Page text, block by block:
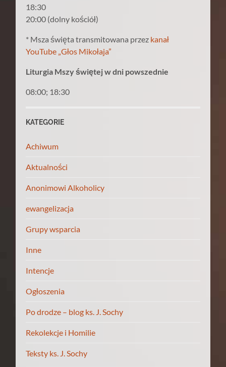
18:30
20:00 (dolny kościół)
* Msza święta transmitowana przez kanał
YouTube „Głos Mikołaja”
Liturgia Mszy świętej w dni powszednie
08:00; 18:30
KATEGORIE
Achiwum
Aktualności
Anonimowi Alkoholicy
ewangelizacja
Grupy wsparcia
Inne
Intencje
Ogłoszenia
Po drodze – blog ks. J. Sochy
Rekolekcje i Homilie
Teksty ks. J. Sochy